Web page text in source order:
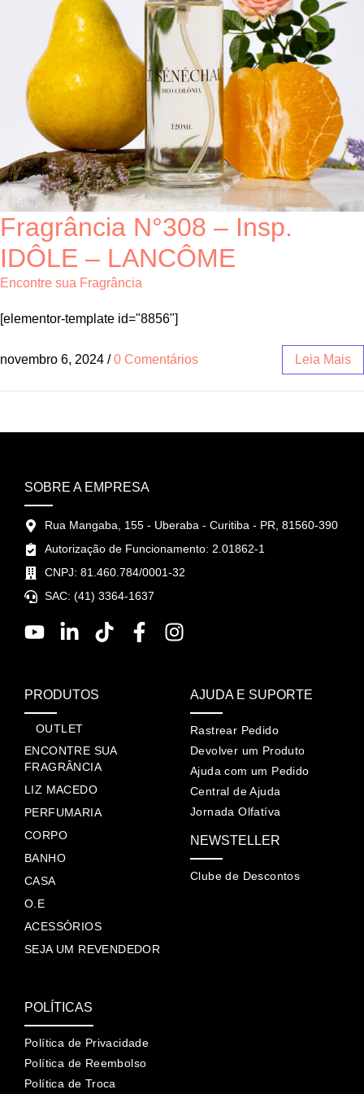
Fragrância N°308 – Insp.
IDÔLE – LANCÔME
Encontre sua Fragrância
[elementor-template id="8856"]
novembro 6, 2024 / 0 Comentários Leia Mais
SOBRE A EMPRESA
Rua Mangaba, 155 - Uberaba - Curitiba - PR, 81560-390
Autorização de Funcionamento: 2.01862-1
CNPJ: 81.460.784/0001-32
SAC: (41) 3364-1637
PRODUTOS
OUTLET
ENCONTRE SUA
FRAGRÂNCIA
LIZ MACEDO
PERFUMARIA
CORPO
BANHO
CASA
O.E
ACESSÓRIOS
SEJA UM REVENDEDOR
AJUDA E SUPORTE
Rastrear Pedido
Devolver um Produto
Ajuda com um Pedido
Central de Ajuda
Jornada Olfatíva
NEWSTELLER
Clube de Descontos
POLÍTICAS
Política de Privacidade
Política de Reembolso
Política de Troca